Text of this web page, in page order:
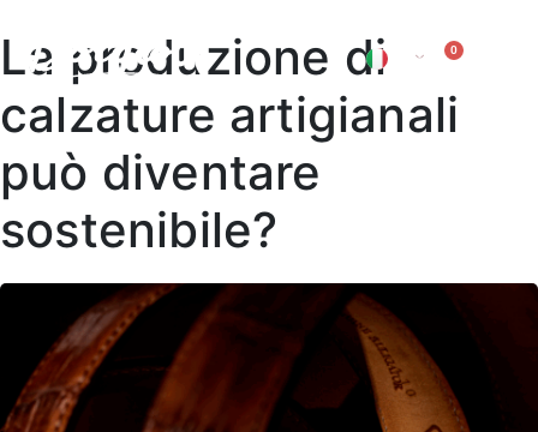
EN
0
La produzione di
calzature artigianali
può diventare
sostenibile?